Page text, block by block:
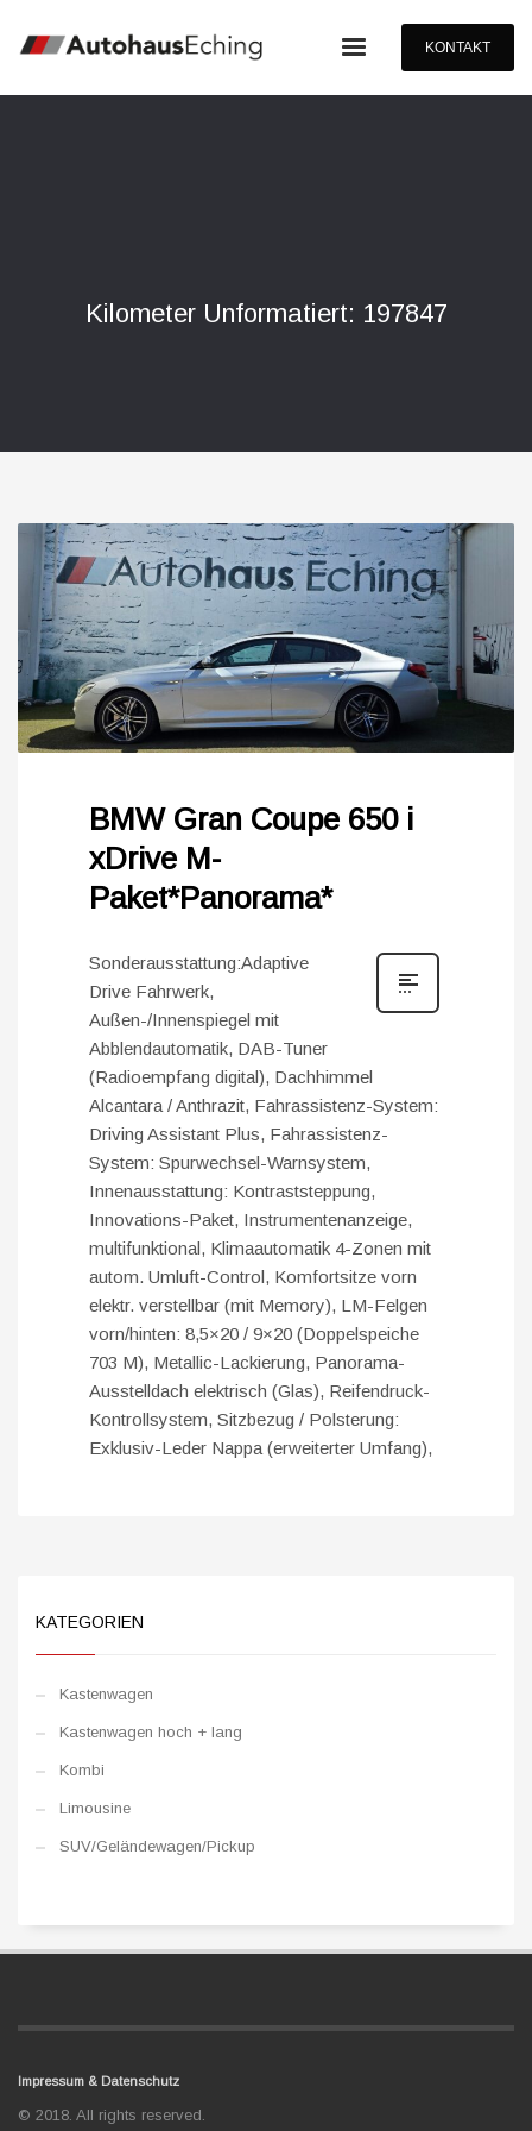
KONTAKT
Kilometer Unformatiert: 197847
BMW Gran Coupe 650 i
xDrive M-
Paket*Panorama*
Sonderausstattung:Adaptive
Drive Fahrwerk,
Außen-/Innenspiegel mit
Abblendautomatik, DAB-Tuner
(Radioempfang digital), Dachhimmel
Alcantara / Anthrazit, Fahrassistenz-System:
Driving Assistant Plus, Fahrassistenz-
System: Spurwechsel-Warnsystem,
Innenausstattung: Kontraststeppung,
Innovations-Paket, Instrumentenanzeige,
multifunktional, Klimaautomatik 4-Zonen mit
autom. Umluft-Control, Komfortsitze vorn
elektr. verstellbar (mit Memory), LM-Felgen
vorn/hinten: 8,5×20 / 9×20 (Doppelspeiche
703 M), Metallic-Lackierung, Panorama-
Ausstelldach elektrisch (Glas), Reifendruck-
Kontrollsystem, Sitzbezug / Polsterung:
Exklusiv-Leder Nappa (erweiterter Umfang),
KATEGORIEN
Kastenwagen
Kastenwagen hoch + lang
Kombi
Limousine
SUV/Geländewagen/Pickup
Impressum & Datenschutz
© 2018. All rights reserved.